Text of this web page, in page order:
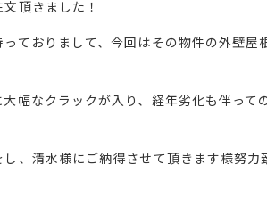
頂きました！
ておりまして、今回はその物件の外壁屋
幅なクラックが入り、経年劣化も伴って
、清水様にご納得させて頂きます様努力